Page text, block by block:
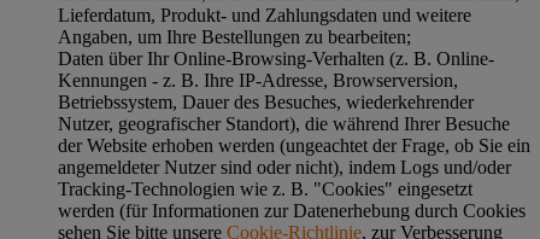
Lieferdatum, Produkt- und Zahlungsdaten und weitere
Angaben, um Ihre Bestellungen zu bearbeiten;
Daten über Ihr Online-Browsing-Verhalten (z. B. Online-
Kennungen - z. B. Ihre IP-Adresse, Browserversion,
Betriebssystem, Dauer des Besuches, wiederkehrender
Nutzer, geografischer Standort), die während Ihrer Besuche
der Website erhoben werden (ungeachtet der Frage, ob Sie ein
angemeldeter Nutzer sind oder nicht), indem Logs und/oder
Tracking-Technologien wie z. B. "Cookies" eingesetzt
werden (für Informationen zur Datenerhebung durch Cookies
sehen Sie bitte unsere Cookie-Richtlinie, zur Verbesserung